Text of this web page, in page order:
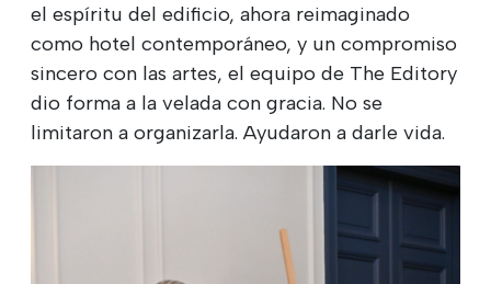
el espíritu del edificio, ahora reimaginado
como hotel contemporáneo, y un compromiso
sincero con las artes, el equipo de The Editory
dio forma a la velada con gracia. No se
limitaron a organizarla. Ayudaron a darle vida.